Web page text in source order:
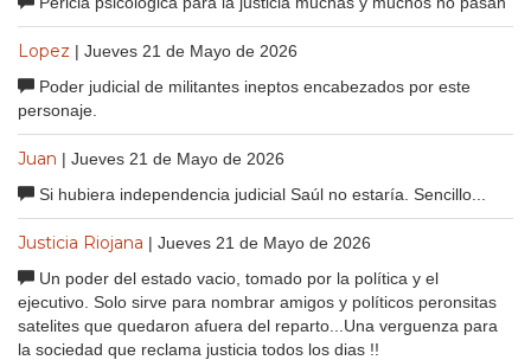
Lopez | Jueves 21 de Mayo de 2026
Poder judicial de militantes ineptos encabezados por este
personaje.
Juan | Jueves 21 de Mayo de 2026
Si hubiera independencia judicial Saúl no estaría. Sencillo...
Justicia Riojana | Jueves 21 de Mayo de 2026
Un poder del estado vacio, tomado por la política y el
ejecutivo. Solo sirve para nombrar amigos y políticos peronsitas
satelites que quedaron afuera del reparto...Una verguenza para
la sociedad que reclama justicia todos los dias !!